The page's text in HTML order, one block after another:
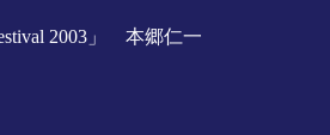
2003」 本郷仁一